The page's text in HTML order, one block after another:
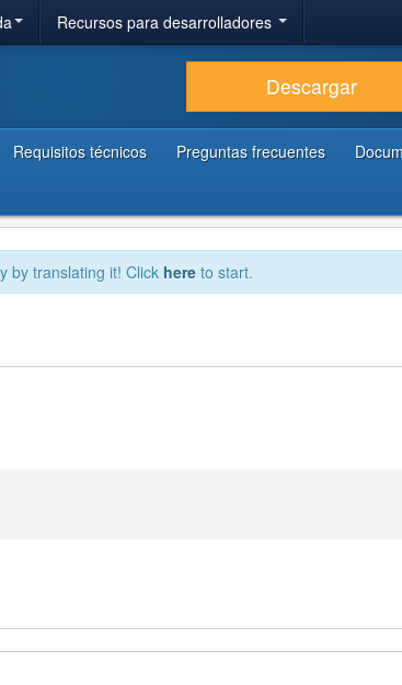
Recursos para desarrolladores
Descargar
Requisitos técnicos Preguntas frecuentes
by translating it! Click here to start.